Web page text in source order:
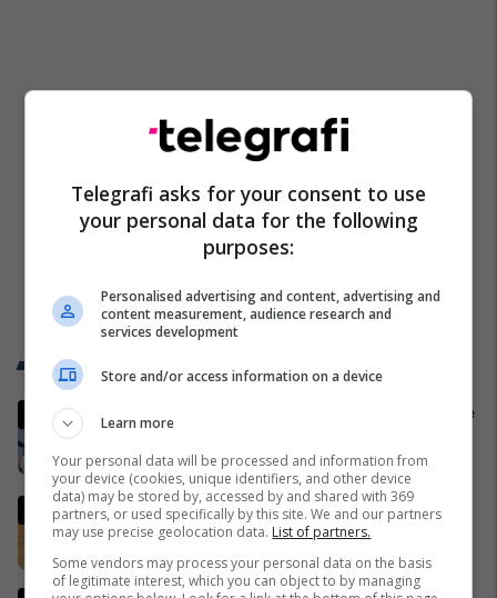
Trend Telegrafi
Pos kryetarit, AAK ndryshon edhe
Politikë
Hyn në fuqi ligji i ri për shtetësinë
Politikë
Telegrafi asks for your consent to use
your personal data for the following
purposes:
Personalised advertising and content, advertising and
content measurement, audience research and
services development
Store and/or access information on a device
Learn more
Your personal data will be processed and information from
your device (cookies, unique identifiers, and other device
data) may be stored by, accessed by and shared with 369
partners, or used specifically by this site. We and our partners
may use precise geolocation data. List of partners.
Some vendors may process your personal data on the basis
of legitimate interest, which you can object to by managing